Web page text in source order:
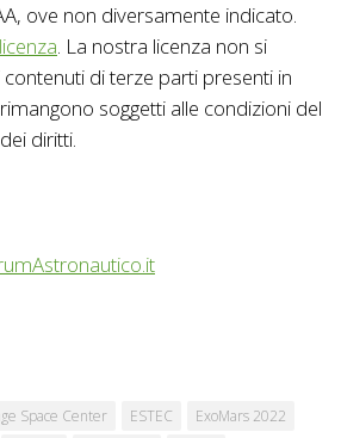
ove non diversamente indicato.
licenza. La nostra licenza non si
contenuti di terze parti presenti in
soggetti alle condizioni del
diritti.
Space Center ESTEC
ExoMars 2022